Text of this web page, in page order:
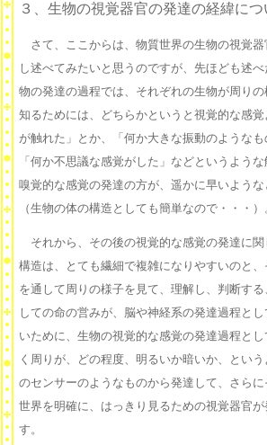
３、生物の視覚器官の発達の経緯につ
さて、ここからは、物質世界の生物の視覚
し述べてみたいと思うのですが、先ほども述
物の発達の過程では、それぞれの生物が周り
知るためには、どちらかというと視覚的な感
が触れた」とか、「何か大きな振動のようなも
「何か不思議な感覚がした」などというよう
嗅覚的な感覚の発達の方が、遥かに早いよう
（生物の体の構造としても簡単なので・・・）
それから、その後の視覚的な感覚の発達に
構造は、とても繊細で複雑になりやすいのと
を通して周りの様子を見て、理解し、判断す
しての命の営みが、脳や神経系の発達過程と
いために、生物の視覚的な感覚の発達過程と
く周りが、どの程度、明るいか暗いか、とい
のセンサーのようなものから発達して、さら
世界を明確に、はっきり見るための視覚器官
す。